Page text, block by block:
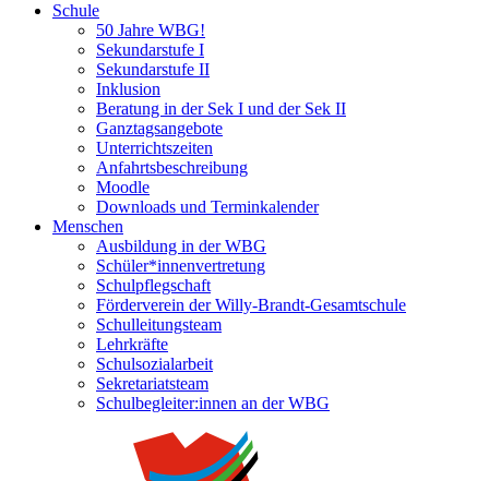
Schule
50 Jahre WBG!
Sekundarstufe I
Sekundarstufe II
Inklusion
Beratung in der Sek I und der Sek II
Ganztagsangebote
Unterrichtszeiten
Anfahrtsbeschreibung
Moodle
Downloads und Terminkalender
Menschen
Ausbildung in der WBG
Schüler*innenvertretung
Schulpflegschaft
Förderverein der Willy-Brandt-Gesamtschule
Schulleitungsteam
Lehrkräfte
Schulsozialarbeit
Sekretariatsteam
Schulbegleiter:innen an der WBG